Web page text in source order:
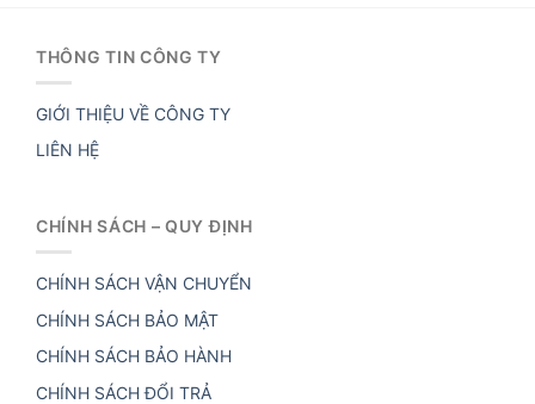
THÔNG TIN CÔNG TY
GIỚI THIỆU VỀ CÔNG TY
LIÊN HỆ
CHÍNH SÁCH – QUY ĐỊNH
CHÍNH SÁCH VẬN CHUYỂN
CHÍNH SÁCH BẢO MẬT
CHÍNH SÁCH BẢO HÀNH
CHÍNH SÁCH ĐỔI TRẢ